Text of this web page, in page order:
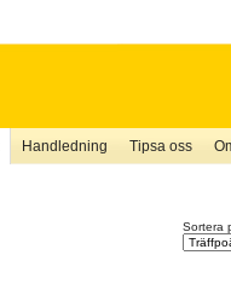
Handledning Tipsa oss
Sortera